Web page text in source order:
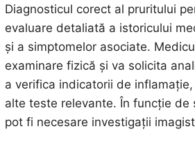
Diagnosticul corect al pruritului
evaluare detaliată a istoricului
și a simptomelor asociate.
examinare fizică și va solicita
a verifica indicatorii de
alte teste relevante. În funcție de
pot fi necesare investigații